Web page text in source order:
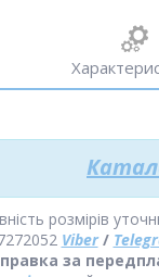
розмірів
Viber/
за